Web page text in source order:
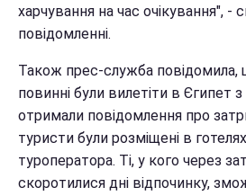
харчування на час очікування", -
повідомленні.
Також прес-служба повідомила,
повинні були вилетіти в Єгипет
отримали повідомлення про
туристи були розміщені в
туроператора. Ті, у кого через
скоротилися дні відпочинку,